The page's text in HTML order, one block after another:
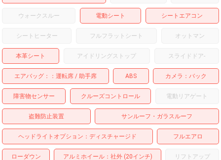
ウォークスルー 電動シート シートエアコン
シートヒーター フルフラットシート オットマン
本革シート アイドリングストップ スライドドア-
エアバッグ： 運転席 助手席 ABS カメラ バック
障害物センサー クルーズコントロール 電動リアゲート
盗難防止装置 サンルーフ・ガラスルーフ
ヘッドライトオプション ディスチャージド フルエアロ
ローダウン アルミホイール：社外 (20インチ) リフトアップ